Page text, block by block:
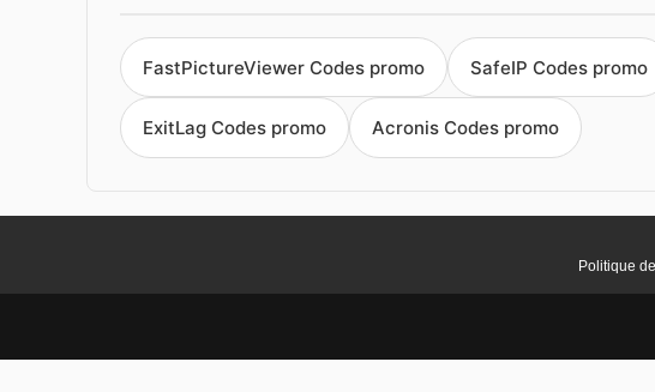
FastPictureViewer Codes promo SafeIP Codes promo
ExitLag Codes promo Acronis Codes promo
Politique